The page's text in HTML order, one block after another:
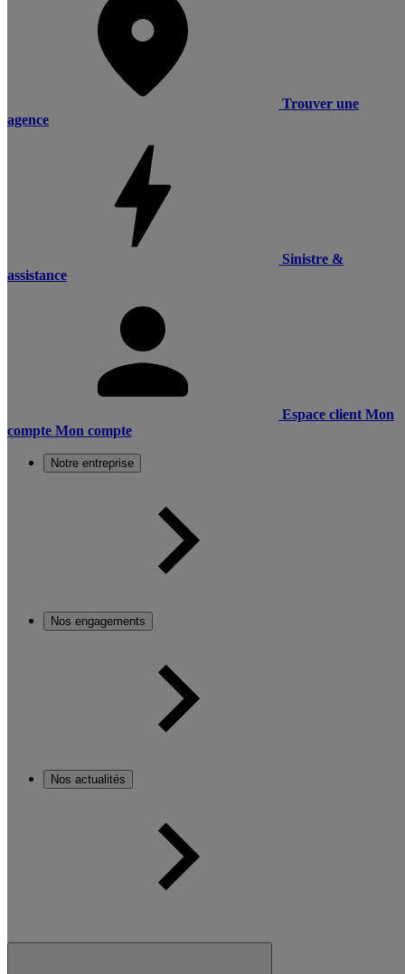
Trouver une
agence
Sinistre &
assistance
Espace client Mon
compte Mon compte
Notre entreprise
Nos engagements
Nos actualités